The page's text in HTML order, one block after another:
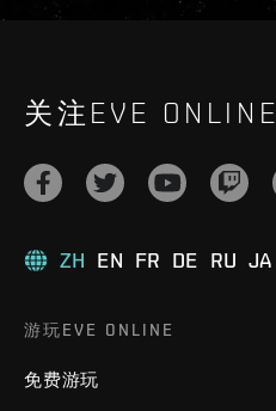
关注EVE ONLINE
ZH EN FR DE RU JA
游玩EVE ONLINE
免费游玩